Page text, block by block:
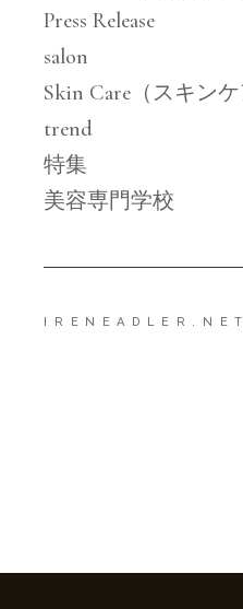
Press Release
salon
Skin Care（スキンケ
trend
特集
美容専門学校
IRENEADLER.NET